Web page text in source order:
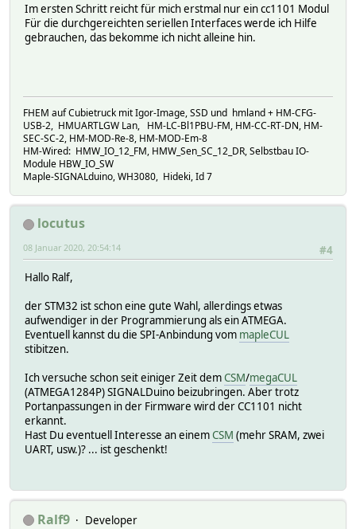
Im ersten Schritt reicht für mich erstmal nur ein cc1101 Modul
Für die durchgereichten seriellen Interfaces werde ich Hilfe
gebrauchen, das bekomme ich nicht alleine hin.
FHEM auf Cubietruck mit Igor-Image, SSD und hmland + HM-CFG-
USB-2, HMUARTLGW Lan, HM-LC-Bl1PBU-FM, HM-CC-RT-DN, HM-
SEC-SC-2, HM-MOD-Re-8, HM-MOD-Em-8
HM-Wired: HMW_IO_12_FM, HMW_Sen_SC_12_DR, Selbstbau IO-
Module HBW_IO_SW
Maple-SIGNALduino, WH3080, Hideki, Id 7
locutus
#4
08 Januar 2020, 20:54:14
Hallo Ralf,
der STM32 ist schon eine gute Wahl, allerdings etwas
aufwendiger in der Programmierung als ein ATMEGA.
Eventuell kannst du die SPI-Anbindung vom mapleCUL
stibitzen.
Ich versuche schon seit einiger Zeit demCSM/megaCUL
(ATMEGA1284P) SIGNALDuino beizubringen. Aber trotz
Portanpassungen in der Firmware wird der CC1101 nicht
erkannt.
Hast Du eventuell Interesse an einemCSM (mehr SRAM, zwei
UART, usw.)? ... ist geschenkt!
Ralf9
Developer